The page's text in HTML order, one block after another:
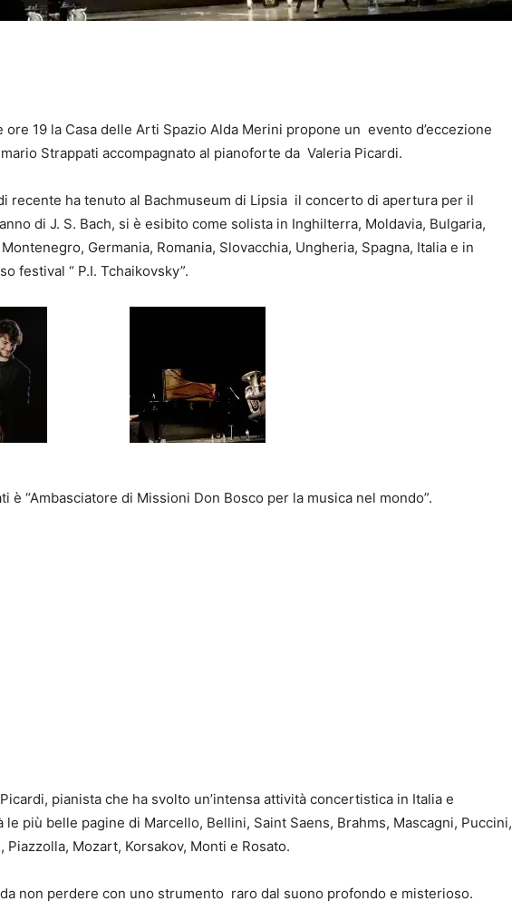
ore 19 la Casa delle Arti Spazio Alda Merini propone un evento d’eccezione
Strappati accompagnato al pianoforte da Valeria Picardi.
recente ha tenuto al Bachmuseum di Lipsia il concerto di apertura per il
di J. S. Bach, si è esibito come solista in Inghilterra, Moldavia, Bulgaria,
Germania, Romania, Slovacchia, Ungheria, Spagna, Italia e in
festival “ P.I. Tchaikovsky”.
è “Ambasciatore di Missioni Don Bosco per la musica nel mondo”.
pianista che ha svolto un’intensa attività concertistica in Italia e
le più belle pagine di Marcello, Bellini, Saint Saens, Brahms, Mascagni, Puccini,
Piazzolla, Mozart, Korsakov, Monti e Rosato.
non perdere con uno strumento raro dal suono profondo e misterioso.